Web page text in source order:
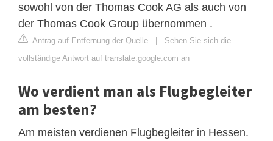
sowohl von der Thomas Cook AG als auch von
der Thomas Cook Group übernommen .
Antrag auf Entfernung der Quelle | Sehen Sie sich die
vollständige Antwort auf translate.google.com an
Wo verdient man als Flugbegleiter
am besten?
Am meisten verdienen Flugbegleiter in Hessen.